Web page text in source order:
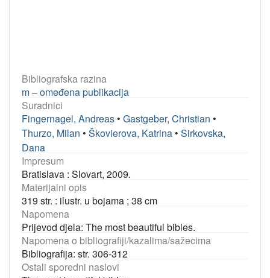
Bibliografska razina
m – omeđena publikacija
Suradnici
Fingernagel, Andreas • Gastgeber, Christian •
Thurzo, Milan • Škovierova, Katrina • Sirkovska,
Dana
Impresum
Bratislava : Slovart, 2009.
Materijalni opis
319 str. : ilustr. u bojama ; 38 cm
Napomena
Prijevod djela: The most beautiful bibles.
Napomena o bibliografiji/kazalima/sažecima
Bibliografija: str. 306-312
Ostali sporedni naslovi